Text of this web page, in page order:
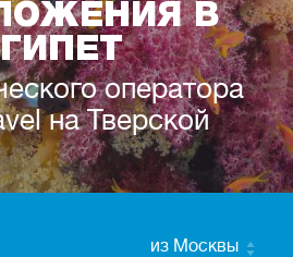
В
оператора
на Тверской
из Москвы